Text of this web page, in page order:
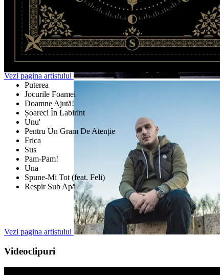
Puterea
Jocurile Foamei
Doamne Ajută!
Șoareci În Labirint
Unu'
Pentru Un Gram De Atenție
Frica
Sus
Pam-Pam!
Una
Spune-Mi Tot (feat. Feli)
Respir Sub Apă
Vezi pagina artistului
Vezi pagina artistului
Videoclipuri